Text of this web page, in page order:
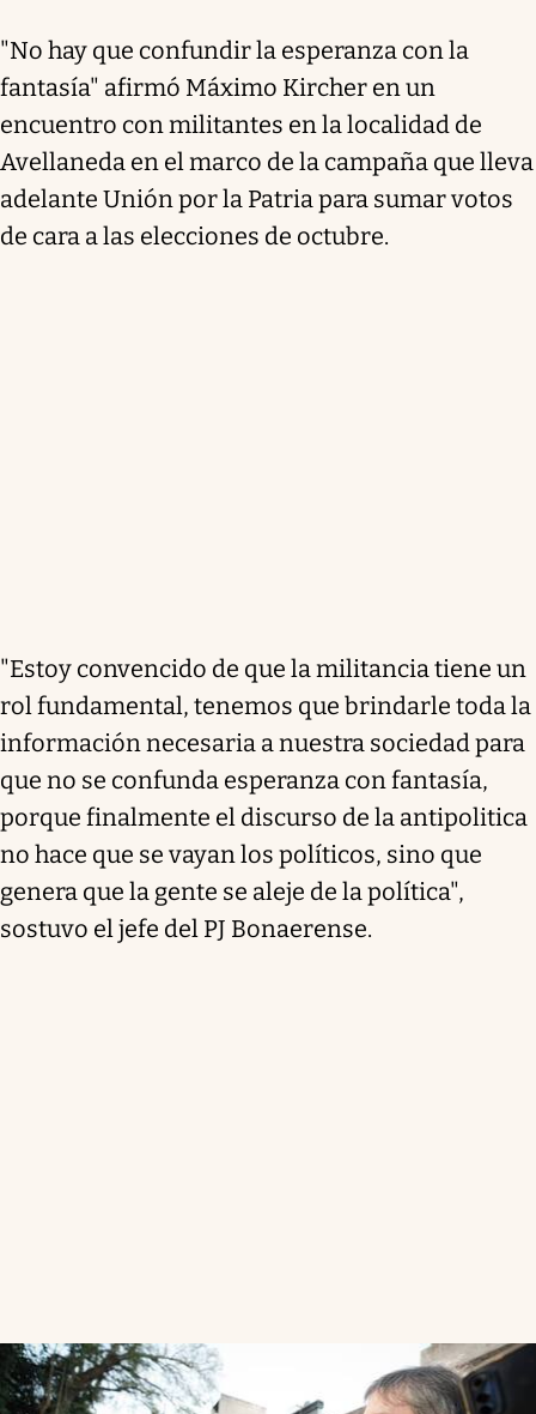
"No hay que confundir la esperanza con la
fantasía" afirmó Máximo Kircher en un
encuentro con militantes en la localidad de
Avellaneda en el marco de la campaña que lleva
adelante Unión por la Patria para sumar votos
de cara a las elecciones de octubre.
"Estoy convencido de que la militancia tiene un
rol fundamental, tenemos que brindarle toda la
información necesaria a nuestra sociedad para
que no se confunda esperanza con fantasía,
porque finalmente el discurso de la antipolitica
no hace que se vayan los políticos, sino que
genera que la gente se aleje de la política",
sostuvo el jefe del PJ Bonaerense.